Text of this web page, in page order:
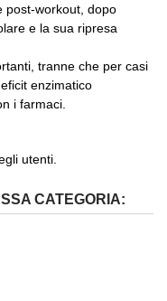
post-workout, dopo
e la sua ripresa
tranne che per casi
enzimatico
i farmaci.
utenti.
CATEGORIA: